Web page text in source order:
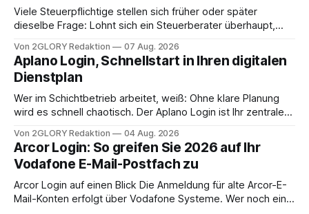
Viele Steuerpflichtige stellen sich früher oder später
dieselbe Frage: Lohnt sich ein Steuerberater überhaupt,
erledigen? Die kurze Antwort: Bei einfachen
Einkommensverhältnissen reicht häufig eine Steuersoftware
aus – sobald jedoch mehrere Einkunftsarten
zusammentreffen oder größere finanzielle Veränderungen
anstehen, zahlt sich professionelle Unterstützung meist
Von 2GLORY Redaktion 07 Aug. 2026
Aplano Login, Schnellstart in Ihren digitalen
Dienstplan
Wer im Schichtbetrieb arbeitet, weiß: Ohne klare Planung
wird es schnell chaotisch. Der Aplano Login ist Ihr zentraler
abwesenheiten und die gesamte kommunikation rund um
Ihr personal digital zu organisieren. In diesem Leitfaden
erfahren Sie alles, was Sie für einen reibungslosen Einstieg
brauchen, von der Registrierung
Von 2GLORY Redaktion 04 Aug. 2026
Arcor Login: So greifen Sie 2026 auf Ihr
Vodafone E-Mail-Postfach zu
Arcor Login auf einen Blick Die Anmeldung für alte Arcor-E-
Mail-Konten erfolgt über Vodafone Systeme. Wer noch eine